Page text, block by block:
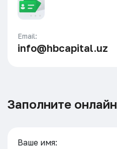
Email:
info@hbcapital.uz
Заполните
Ваше имя: